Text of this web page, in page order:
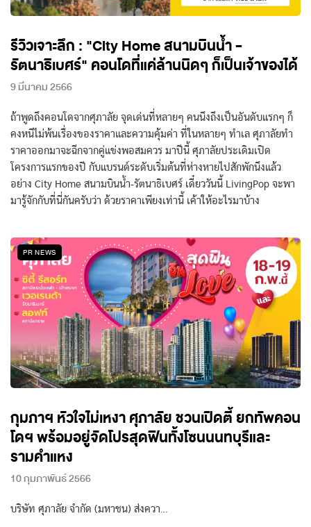
รีวิวเจาะลึก : "City Home สนามบินน้ำ -
รัตนาธิเบศร์" คอนโดที่แค่ล้านนิดๆ ก็เป็นเจ้าของได้
9 มีนาคม 2566
ถ้าพูดถึงคอนโดจากศุภาลัย จุดเด่นที่หลายๆ คนนึงถึงเป็นอันดับแรกๆ ก็
คงหนีไม่พ้นเรื่องของราคาและความคุ้มค่า ที่ในหลายๆ ทำเล ศุภาลัยทำ
ราคาออกมาจะฉีกจากคู่แข่งพอสมควร มาปีนี้ ศุภาลัยประเดิมเปิด
โครงการแรกของปี กับแบรนด์ระดับเริ่มต้นที่ห่างหายไปสักพักนึงแล้ว
อย่าง City Home สนามบินน้ำ-รัตนาธิเบศร์ เดี๋ยววันนี้ LivingPop จะพา
มารู้จักกับที่นี่กันครับว่า ด้วยราคาเพียงเท่านี้ เค้าให้อะไรมาบ้าง
PR NEWS
กุมภาฯ หัวใจไม่เหงา ศุภาลัย ชวนเปิดตี้ ยกทัพคอน
โดฯ พร้อมอยู่จัดโปรสุดฟินทั้งโซนนนทบุรีและ
รามคำแหง
10 กุมภาพันธ์ 2566
บริษัท ศุภาลัย จำกัด (มหาชน) ส่งควา…